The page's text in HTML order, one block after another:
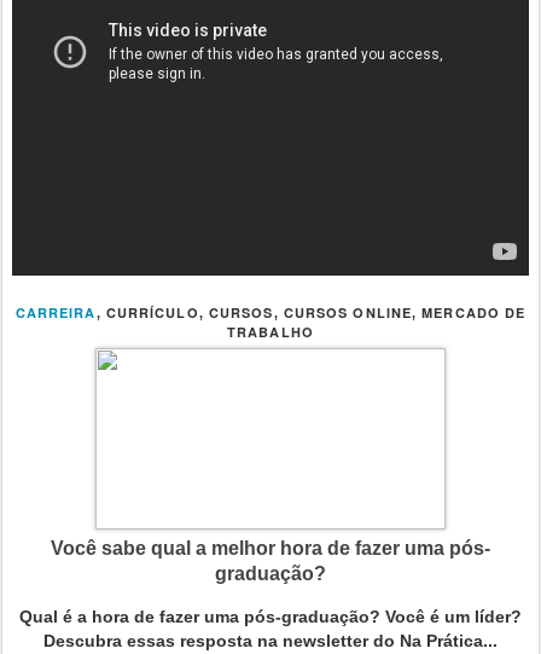
CARREIRA, CURRÍCULO, CURSOS, CURSOS ONLINE,MERCADO DE
TRABALHO
Você sabe qual a melhor hora de fazer uma pós-
graduação?
Qual é a hora de fazer uma pós-graduação? Você é um líder?
Descubra essas resposta na newsletter do Na Prática...